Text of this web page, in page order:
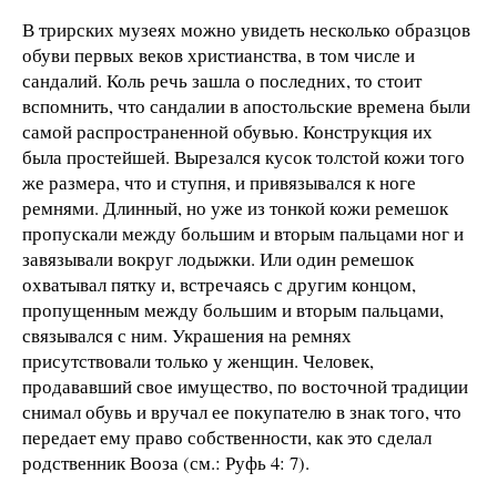
В трирских музеях можно увидеть несколько образцов
обуви первых веков христианства, в том числе и
сандалий. Коль речь зашла о последних, то стоит
вспомнить, что сандалии в апостольские времена были
самой распространенной обувью. Конструкция их
была простейшей. Вырезался кусок толстой кожи того
же размера, что и ступня, и привязывался к ноге
ремнями. Длинный, но уже из тонкой кожи ремешок
пропускали между большим и вторым пальцами ног и
завязывали вокруг лодыжки. Или один ремешок
охватывал пятку и, встречаясь с другим концом,
пропущенным между большим и вторым пальцами,
связывался с ним. Украшения на ремнях
присутствовали только у женщин. Человек,
продававший свое имущество, по восточной традиции
снимал обувь и вручал ее покупателю в знак того, что
передает ему право собственности, как это сделал
родственник Вооза (см.: Руфь 4: 7).